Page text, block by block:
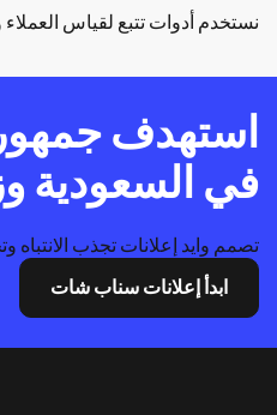
نستخدم أدوات تتبع لقياس العملاء
استهدف
في السعودية
تصمم وايد إعلانات تجذب
ابدأ إعلانات سناب شات